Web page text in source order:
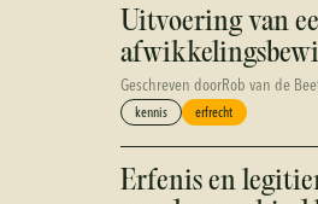
Uitvoering van
Geschreven doorRob van de
kennis erfrecht
Erfenis en